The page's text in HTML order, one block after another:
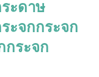
ะดาษ
ะจกกระจก
กระจก